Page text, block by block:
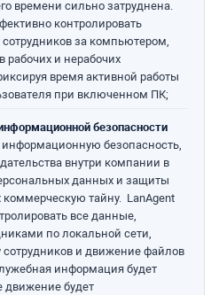
времени сильно затруднена.
контролировать
за компьютером,
рабочих и нерабочих
время активной работы
при включенном ПК;
безопасности
безопасность,
внутри компании в
данных и защиты
тайну. LanAgent
все данные,
по локальной сети,
сотрудников и движение файлов
информация будет
будет